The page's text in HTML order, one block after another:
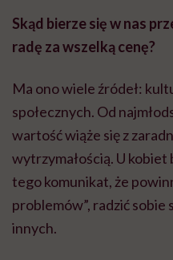
Skąd bierze się w nas
radę za wszelką cenę?
Ma ono wiele źródeł:
społecznych. Od
wartość wiąże się z
wytrzymałością. U
tego komunikat, że
problemów”, radzić sobie
innych.